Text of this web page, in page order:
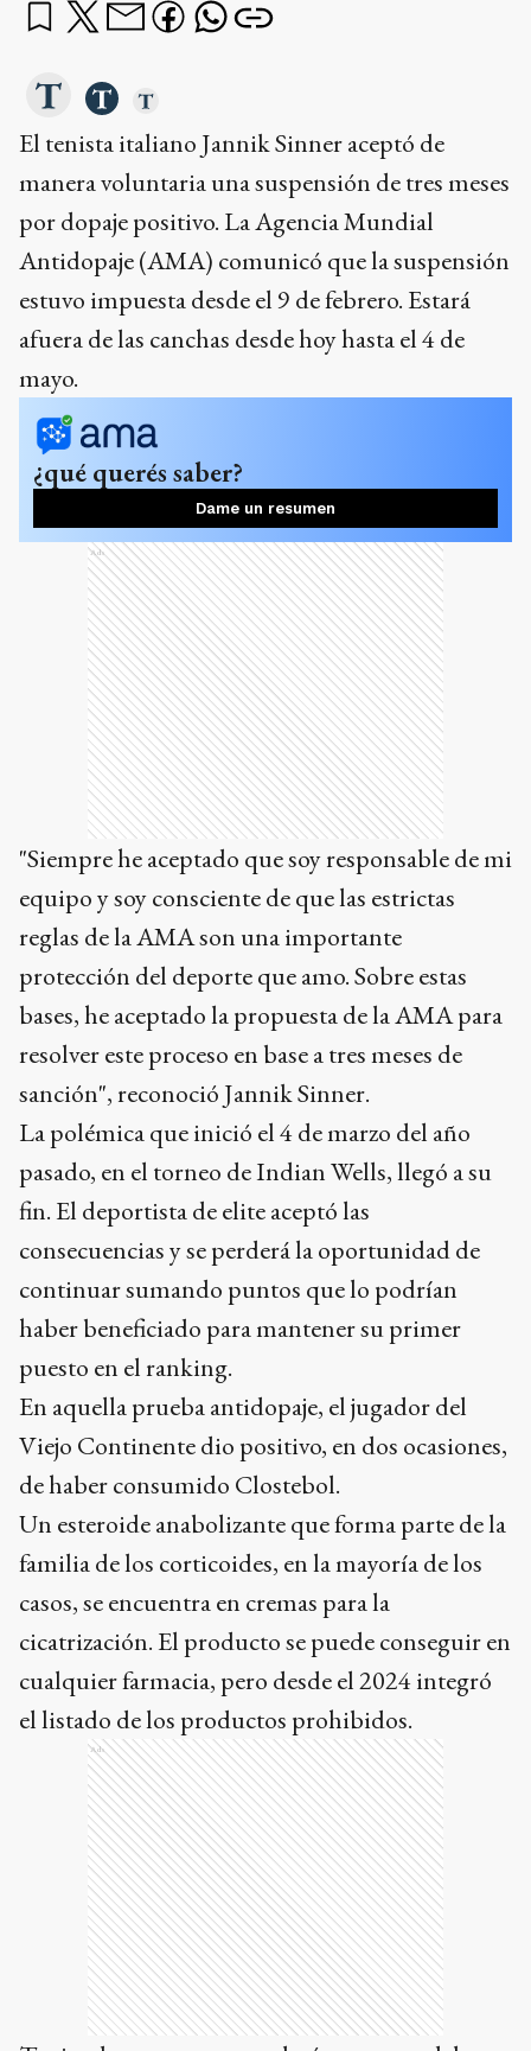
El tenista italiano Jannik Sinner aceptó de
manera voluntaria una suspensión de tres meses
por dopaje positivo. La Agencia Mundial
Antidopaje (AMA) comunicó que la suspensión
estuvo impuesta desde el 9 de febrero. Estará
afuera de las canchas desde hoy hasta el 4 de
mayo.
¿qué querés saber?
Dame un resumen
Ads
"Siempre he aceptado que soy responsable de mi
equipo y soy consciente de que las estrictas
reglas de la AMA son una importante
protección del deporte que amo. Sobre estas
bases, he aceptado la propuesta de la AMA para
resolver este proceso en base a tres meses de
sanción", reconoció Jannik Sinner.
La polémica que inició el 4 de marzo del año
pasado, en el torneo de Indian Wells, llegó a su
fin. El deportista de elite aceptó las
consecuencias y se perderá la oportunidad de
continuar sumando puntos que lo podrían
haber beneficiado para mantener su primer
puesto en el ranking.
En aquella prueba antidopaje, el jugador del
Viejo Continente dio positivo, en dos ocasiones,
de haber consumido Clostebol.
Un esteroide anabolizante que forma parte de la
familia de los corticoides, en la mayoría de los
casos, se encuentra en cremas para la
cicatrización. El producto se puede conseguir en
cualquier farmacia, pero desde el 2024 integró
el listado de los productos prohibidos.
Ads